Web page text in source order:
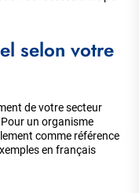
selon votre
de votre secteur
un organisme
comme référence
en français